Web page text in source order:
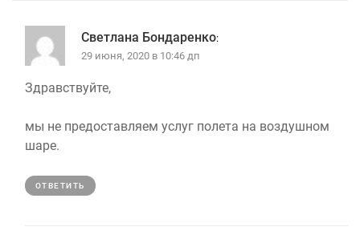
Светлана Бондаренко:
29 июня, 2020 в 10:46 дп
Здравствуйте,
мы не предоставляем услуг полета на воздушном
шаре.
ОТВЕТИТЬ